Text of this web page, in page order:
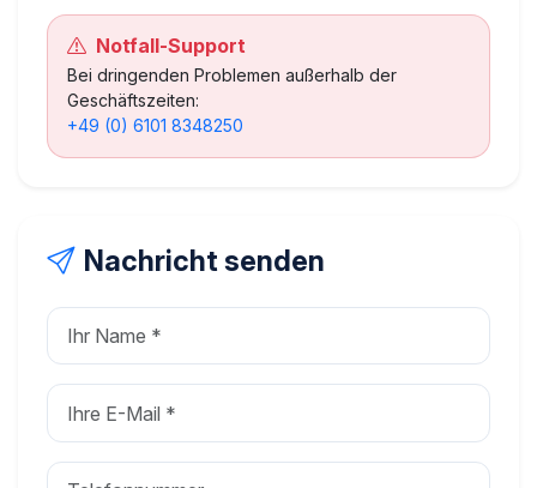
Notfall-Support
Bei dringenden Problemen außerhalb der
Geschäftszeiten:
+49 (0) 6101 8348250
Nachricht senden